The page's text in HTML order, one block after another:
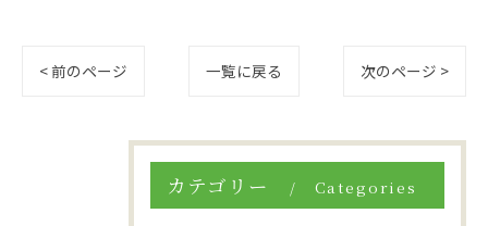
< 前のページ 一覧に戻る 次のページ >
カテゴリー Categories